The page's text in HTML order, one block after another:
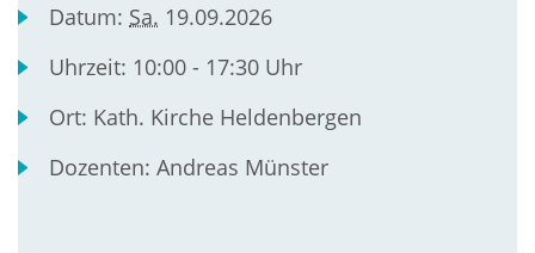
Datum: Sa. 19.09.2026
Uhrzeit: 10:00 - 17:30 Uhr
Ort: Kath. Kirche Heldenbergen
Dozenten:Andreas Münster